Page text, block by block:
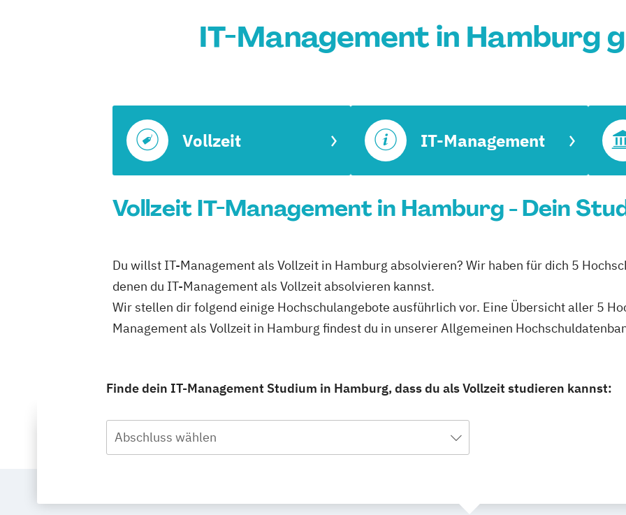
IT-Management in Hamburg
Vollzeit IT-Management
Vollzeit IT-Management in Hamburg - Dein
Du willst IT-Management als Vollzeit in Hamburg absolvieren? Wir haben für dich 5
denen du IT-Management als Vollzeit absolvieren kannst.
Wir stellen dir folgend einige Hochschulangebote ausführlich vor. Eine Übersicht aller 5
Management als Vollzeit in Hamburg findest du in unserer Allgemeinen
Finde dein IT-Management Studium in Hamburg, dass du als Vollzeit studieren kannst:
Abschluss wählen